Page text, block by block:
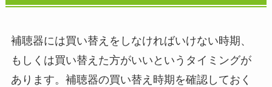
補聴器には買い替えをしなければいけない時期、
もしくは買い替えた方がいいというタイミングが
あります。補聴器の買い替え時期を確認しておく